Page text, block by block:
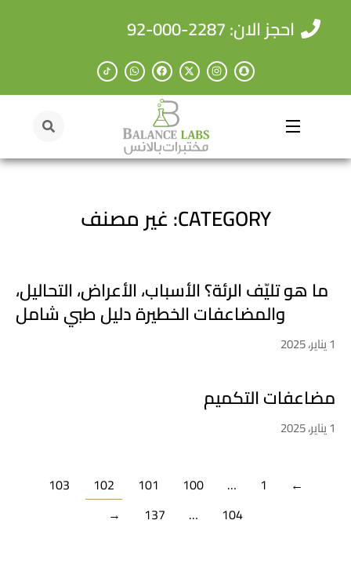
احجز الان: 2287-000-92
CATEGORY: غير مصنف
ما هو تليّف الرئة؟ الأسباب، الأعراض، التحاليل،
والمضاعفات الخطيرة دليل طبي شامل
1 يناير، 2025
مضاعفات التكميم
1 يناير، 2025
←
1
…
100
101
102
103
104
…
137
→